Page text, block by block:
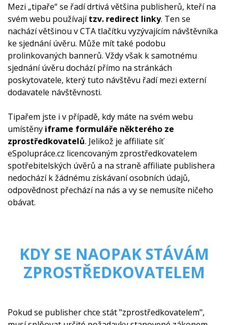
Mezi „tipaře“ se řadí drtivá většina publisherů, kteří na
svém webu používajítzv. redirect linky. Ten se
nachází většinou v CTA tlačítku vyzývajícím návštěvníka
ke sjednání úvěru. Může mít také podobu
prolinkovaných bannerů. Vždy však k samotnému
sjednání úvěru dochází přímo na stránkách
poskytovatele, který tuto návštěvu řadí mezi externí
dodavatele návštěvnosti.
Tipařem jste i v případě, kdy máte na svém webu
umístěny iframe formuláře některého ze
zprostředkovatelů. Jelikož je affiliate síť
eSpolupráce.cz licencovaným zprostředkovatelem
spotřebitelských úvěrů a na straně affiliate publishera
nedochází k žádnému získávaní osobních údajů,
odpovědnost přechází na nás a vy se nemusíte ničeho
obávat.
KDY SE NAOPAK STÁVÁM
ZPROSTŘEDKOVATELEM
Pokud se publisher chce stát "zprostředkovatelem",